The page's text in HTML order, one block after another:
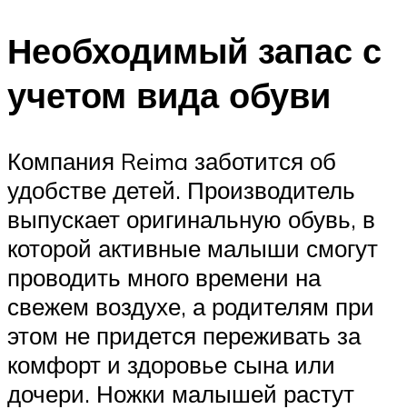
Необходимый запас с
учетом вида обуви
Компания Reima заботится об
удобстве детей. Производитель
выпускает оригинальную обувь, в
которой активные малыши смогут
проводить много времени на
свежем воздухе, а родителям при
этом не придется переживать за
комфорт и здоровье сына или
дочери. Ножки малышей растут